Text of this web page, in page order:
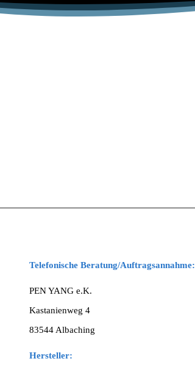
Telefonische Beratung/Auftragsannahme:
PEN YANG e.K.
Kastanienweg 4
83544 Albaching
Hersteller: